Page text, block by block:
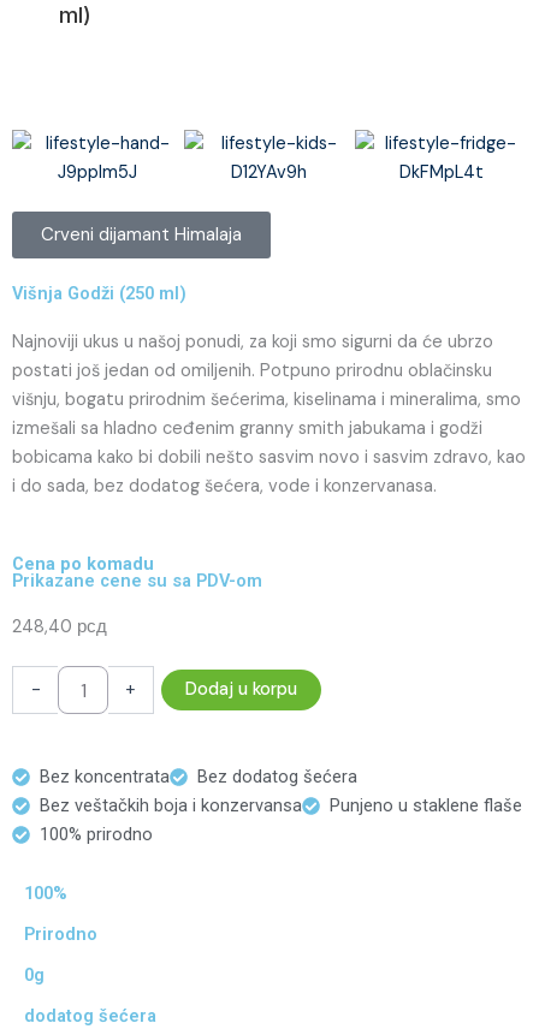
ml)
Crveni dijamant Himalaja
Višnja Godži (250 ml)
Najnoviji ukus u našoj ponudi, za koji smo sigurni da će ubrzo
postati još jedan od omiljenih. Potpuno prirodnu oblačinsku
višnju, bogatu prirodnim šećerima, kiselinama i mineralima, smo
izmešali sa hladno ceđenim granny smith jabukama i godži
bobicama kako bi dobili nešto sasvim novo i sasvim zdravo, kao
i do sada, bez dodatog šećera, vode i konzervanasa.
Cena po komadu
Prikazane cene su sa PDV-om
248,40 рсд
-
Višnja
quantity
+ Dodaj u korpu
Bez koncentrata
Bez dodatog šećera
Bez veštačkih boja i konzervansa
Punjeno u staklene flaše
100% prirodno
100%
Prirodno
0g
dodatog šećera